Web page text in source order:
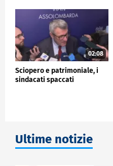
02:08
Sciopero e patrimoniale, i
sindacati spaccati
Ultime notizie